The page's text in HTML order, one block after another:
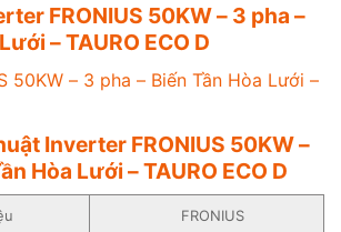
FRONIUS 50KW – 3 pha –
– TAURO ECO D
50KW – 3 pha – Biến Tần Hòa Lưới –
Inverter FRONIUS 50KW –
Hòa Lưới – TAURO ECO D
FRONIUS